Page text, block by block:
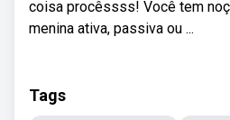
coisa procêssss! Você tem
menina ativa, passiva ou ...
Tags